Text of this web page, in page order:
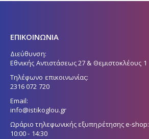
ΕΠΙΚΟΙΝΩΝΙΑ
Διεύθυνση:
Εθνικής Αντιστάσεως 27 & Θεμιστοκλέους 1
Τηλέφωνο επικοινωνίας:
2316 072 720
Email:
info@istikoglou.gr
Ωράριο τηλεφωνικής εξυπηρέτησης e-shop:
10:00 - 14:30